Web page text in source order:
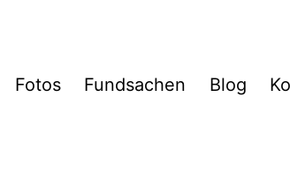
Fotos Fundsachen Blog